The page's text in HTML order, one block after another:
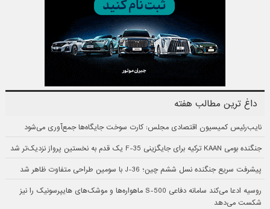
داغ ترین مطالب هفته
نایب‌رئیس کمیسیون اقتصادی مجلس: کارت سوخت جایگاه‌ها جمع‌آوری می‌شود
جنگنده بومی KAAN ترکیه برای جایگزینی F-35 یک قدم به نخستین پرواز نزدیک‌تر شد
پیشرفت سریع جنگنده نسل ششم چین؛ J-36 با سومین طراحی متفاوت ظاهر شد
روسیه ادعا می‌کند سامانه دفاعی S-500 ماهواره‌ها و موشک‌های هایپرسونیک را نیز
شکست می‌دهد